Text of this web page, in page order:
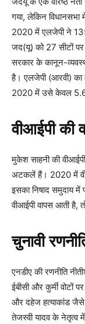
गया, लेकिन
2020 में एलजेपी ने
जद(यू) को 27 सीटों पर
सरकार के कानून-
है। एलजेपी (आरवी) का
2020 में उसे केवल
वीआईपी की
मुकेश साहनी की
अटकलें हैं। 2020 में
इसका निषाद समुदाय में
वीआईपी वापस आती है,
चुनावी
एनडीए की रणनीति
ईबीसी और कुर्मी वोटों
और दहेज हत्याकांड जैसे
तेजस्वी यादव के नेतृत्व